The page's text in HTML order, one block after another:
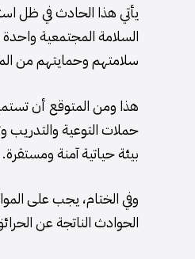
يأتي هذا الحادث في ظل
السلامة المجتمعية
سلامتهم وحمايتهم من
هذا ومن المتوقع أن
حملات التوعية والتدريب
بيئة حياتية آمنة ومستقرة.
وفي الختام، يجب على
الحوادث الناتجة عن